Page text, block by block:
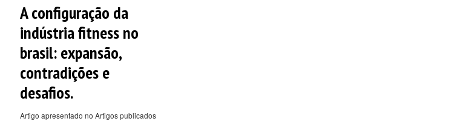
A configuração da
indústria fitness no
brasil: expansão,
contradições e
desafios.
Artigo apresentado no Artigos publicados